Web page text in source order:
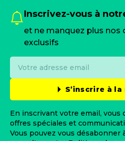
Inscrivez-vous à
et ne manquez plus nos
exclusifs
S’inscrire à
En inscrivant votre email, vous
offres spéciales et
Vous pouvez vous désabonner